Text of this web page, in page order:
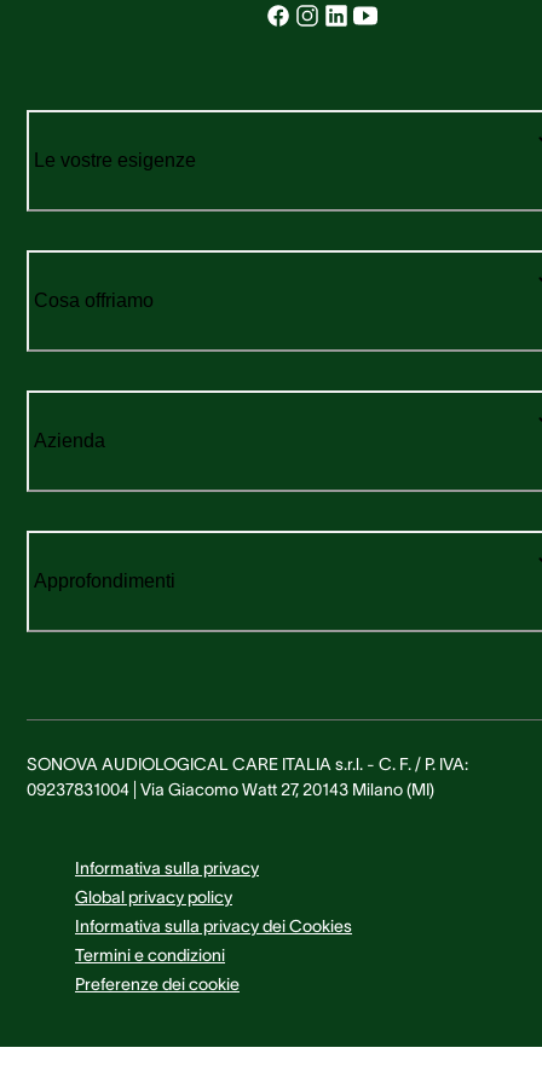
Le vostre esigenze
Cosa offriamo
Azienda
Approfondimenti
SONOVA AUDIOLOGICAL CARE ITALIA s.r.l. - C. F. / P. IVA:
09237831004 | Via Giacomo Watt 27, 20143 Milano (MI)
Informativa sulla privacy
Global privacy policy
Informativa sulla privacy dei Cookies
Termini e condizioni
Preferenze dei cookie